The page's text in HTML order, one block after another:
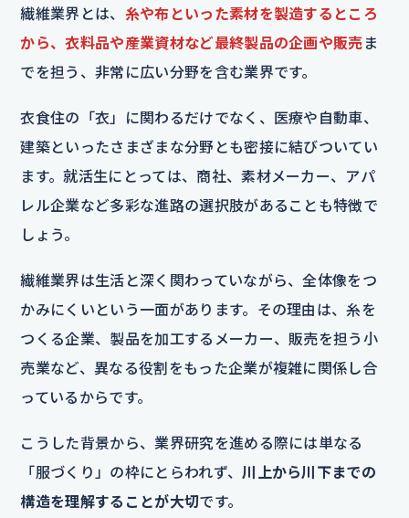
繊維業界とは、 糸や布といった素材を製造するところ
から、衣料品や産業資材など最終製品の企画や販売 ま
でを担う、非常に広い分野を含む業界です。
衣食住の「衣」に関わるだけでなく、医療や自動車、
建築といったさまざまな分野とも密接に結びついてい
ます。就活生にとっては、商社、素材メーカー、アパ
レル企業など多彩な進路の選択肢があることも特徴で
しょう。
繊維業界は生活と深く関わっていながら、全体像をつ
かみにくいという一面があります。その理由は、糸を
つくる企業、製品を加工するメーカー、販売を担う小
売業など、異なる役割をもった企業が複雑に関係し合
っているからです。
こうした背景から、業界研究を進める際には単なる
「服づくり」の枠にとらわれず、 川上から川下までの
構造を理解することが大切です。